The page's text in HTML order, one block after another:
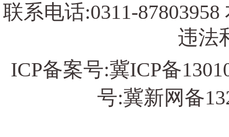
联系电话:0311-
违法
ICP备案号:冀ICP备
号:冀新网备